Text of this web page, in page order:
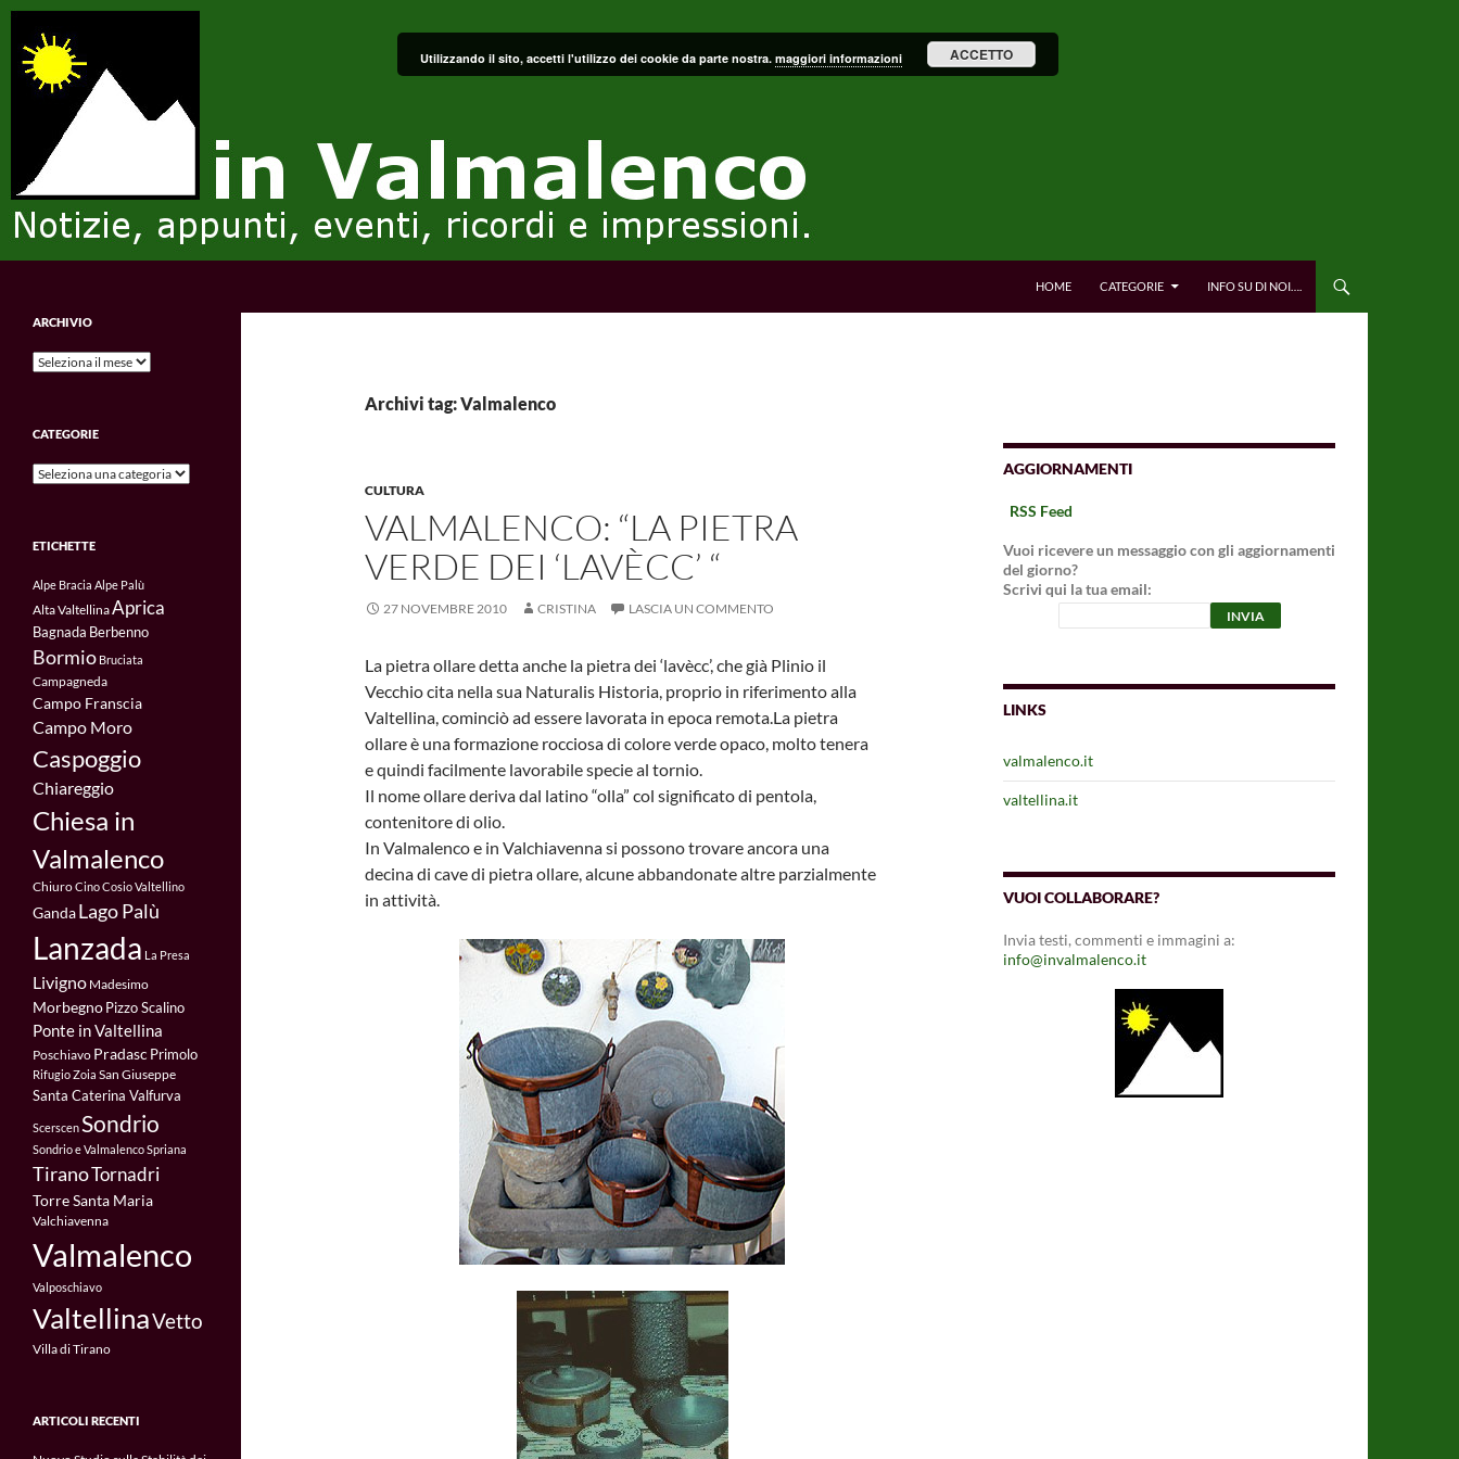
Vai
contenuto
HOME CATEGORIE INFO SU DI NOI….
Archivi tag: Valmalenco
CULTURA
VALMALENCO: “LA PIETRA
VERDE DEI ‘LAVÈCC’ “
27 NOVEMBRE 2010 CRISTINA LASCIA UN COMMENTO
La pietra ollare detta anche la pietra dei ‘lavècc’, che già Plinio il
Vecchio cita nella sua Naturalis Historia, proprio in riferimento alla
Valtellina, cominciò ad essere lavorata in epoca remota.La pietra
ollare è una formazione rocciosa di colore verde opaco, molto tenera
e quindi facilmente lavorabile specie al tornio.
Il nome ollare deriva dal latino “olla” col significato di pentola,
contenitore di olio.
In Valmalenco e in Valchiavenna si possono trovare ancora una
decina di cave di pietra ollare, alcune abbandonate altre parzialmente
in attività.
AGGIORNAMENTI
RSS Feed
Vuoi ricevere un messaggio con gli aggiornamenti
del giorno?
Scrivi qui la tua email:
LINKS
valmalenco.it
valtellina.it
VUOI COLLABORARE?
Invia testi, commenti e immagini a:
info@invalmalenco.it
Notizie, appunti, eventi, ricordi e
ARCHIVIO
Archivio
CATEGORIE
Categorie
ETICHETTE
Alpe Bracia Alpe Palù
Alta ValtellinaAprica
Bagnada Berbenno
Bormio Bruciata
Campagneda
Campo Franscia
Campo Moro
Caspoggio
Chiareggio
Chiesa in
Valmalenco
ChiuroCinoCosio Valtellino
GandaLago Palù
Lanzada La Presa
Livigno Madesimo
MorbegnoPizzo Scalino
Ponte in Valtellina
Poschiavo Pradasc Primolo
Rifugio Zoia San Giuseppe
Santa Caterina Valfurva
ScerscenSondrio
Sondrio e ValmalencoSpriana
TiranoTornadri
Torre Santa Maria
Valchiavenna
Valmalenco
Valposchiavo
ValtellinaVetto
Villa di Tirano
ARTICOLI RECENTI
Utilizzando il sito, accetti l'utilizzo dei cookie da parte nostra. maggiori informazioni ACCETTO